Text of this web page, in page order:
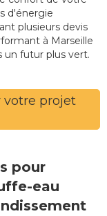
d'énergie
plusieurs devis
à Marseille
un futur plus vert.
votre projet
pour
eau